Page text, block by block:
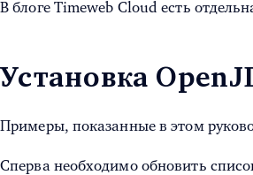
В блоге Timeweb Cloud есть
Установка
Примеры, показанные в этом
Сперва необходимо обновить